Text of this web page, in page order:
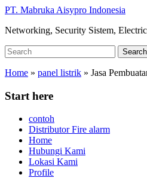
Skip
main
PT. Mabruka Aisypro Indonesia
Networking, Security Sistem,
Search
for:
Search
Home » panel listrik » Jasa
Start here
contoh
Distributor Fire alarm
Home
Hubungi Kami
Lokasi Kami
Profile